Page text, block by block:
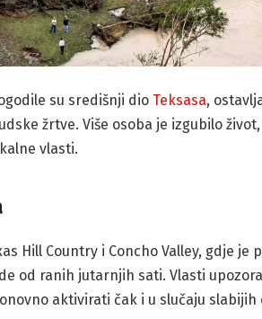
su središnji dio Teksasa,
žrtve. Više osoba je izgubilo
vlasti.
Hill Country i Concho Valley, gdje je
od ranih jutarnjih sati. Vlasti
aktivirati čak i u slučaju slabijih